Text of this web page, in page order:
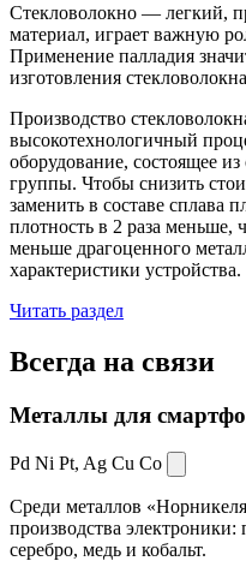
Стекловолокно — легкий,
материал, играет важную
Применение палладия
изготовления
Производство
высокотехнологичный
оборудование, состоящее
группы. Чтобы снизить
заменить в составе сплава
плотность в 2 раза меньше,
меньше драгоценного
характеристики устройства.
Читать раздел
Всегда на связи
Металлы для
Pd Ni Pt, Ag Cu Co
Среди металлов
производства
серебро, медь и кобальт.